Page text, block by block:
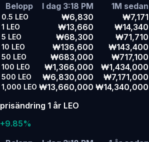
Belopp
I dag 3:18 PM 1M sedan
0.5 LEO ₩6,830 ₩7,171
1 LEO ₩13,660 ₩14,340
5 LEO ₩68,300 ₩71,710
10 LEO ₩136,600 ₩143,400
50 LEO ₩683,000 ₩717,100
100 LEO ₩1,366,000 ₩1,434,000
500 LEO ₩6,830,000 ₩7,171,000
1,000 LEO ₩13,660,000 ₩14,340,000
prisändring 1 år LEO
+9.85%